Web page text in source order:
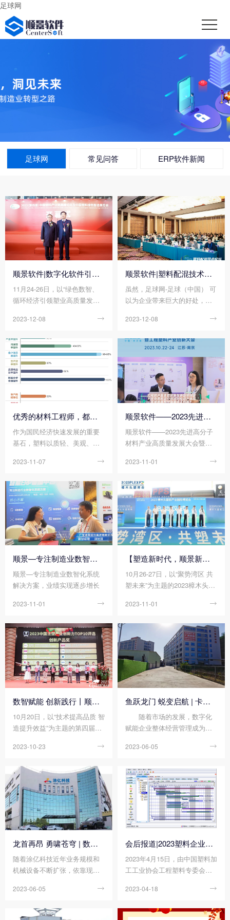
足球网
足球网 常见问答 ERP软件新闻
顺景软件|数字化软件引领新材料产业绿色智造新篇章
11月24-26日，以“绿色数智、
循环经济引领塑业高质量发
塑料绿色智造展览会在绍兴正
的日益增强，绿色、智能、可
持续的生产方式已经成为新材
料产业发展的重要趋势。在这
个背景下，顺景软件作为一家
专注于做新材料产业的数字化
软件企业，带着创新技术和解
决方案，参加了第四届中国塑
2023-12-08 
顺景软件|塑料配混技术论坛上展示数字化的力量
虽然，足球网-足球（中国） 可
以为企业带来巨大的好处，但
营成本相对来说也比较大，尤
中，降低和控制运营成本已成
为一种必要。因此，我们充分
了解清楚足球网-足球（中国）
运营成本的计算方法，以便帮
助企业降低运营成本并提高生
产率。那么您知道足球网-足球
（中国） 的运营成本计算包括
2023-12-08 
优秀的材料工程师，都在跟这个新朋友打交道!
作为国民经济快速发展的重要
基石，塑料以质轻、美观、易
点支撑起汽车、家电、电子电
化、高端化的发展进程。众所
周知，单一合成树脂一般无法
单独使用，需要进行各种改性
处理，以获得更加优异均衡的
性能，才能真正满足使用要
求。在材料界，没有十全十美
的塑料制品，但有不断追求性
的塑料，注定难堪大用，不会
是靠谱的产品和商品，作为承
接上游合成树脂和下游具体应
自然不言而喻。
2023-11-07 
顺景软件——2023先进高分子材料产业高质量发展大会暨工程塑料产业创新大会
顺景软件——2023先进高分子
材料产业高质量发展大会暨工
2023-11-01 
顺景—专注制造业数智化系统解决方案，业绩实现逐步增长
顺景—专注制造业数智化系统
解决方案，业绩实现逐步增长
2023-11-01 
【塑造新时代，顺景新制造】祝贺2023樟木头塑博会圆满落幕!
10月26-27日，以“聚势湾区 共
塑未来”为主题的2023樟木头塑
幕!
2023-11-01 
数智赋能 创新践行丨顺景软件荣获中国注塑产业“产品创新奖”
10月20日，以“技术提高品质 智
造提升效益”为主题的第四届中
协注塑制品专委会2023年年会
2023-10-23 
鱼跃龙门 蜕变启航 | 卡帝德塑化集团智慧化工厂项目启动
随着市场的发展，数字化
赋能企业整体经营管理成为现
步深化企业管理资源转型成
化集团携手顺景软件科技开启
企业数字化升级之旅。 全
方位塑胶原料改性专家...
2023-06-05 
龙首再昂 勇啸苍穹 | 数字化赋能助力涂亿科技“智”造升级!
随着涂亿科技近年业务规模和
机械设备不断扩张，依靠现有
管理工作的需要，智能化管
级迫在眉睫，所以顺景软件科
2023-06-05 
会后报道|2023塑料企业数字化工厂建设交流会
2023年4月15日，由中国塑料加
工工业协会工程塑料专委会、
n易肯资讯联合组织的“2023塑
会”在东莞迎宾馆顺利举办，来
2023-04-18 